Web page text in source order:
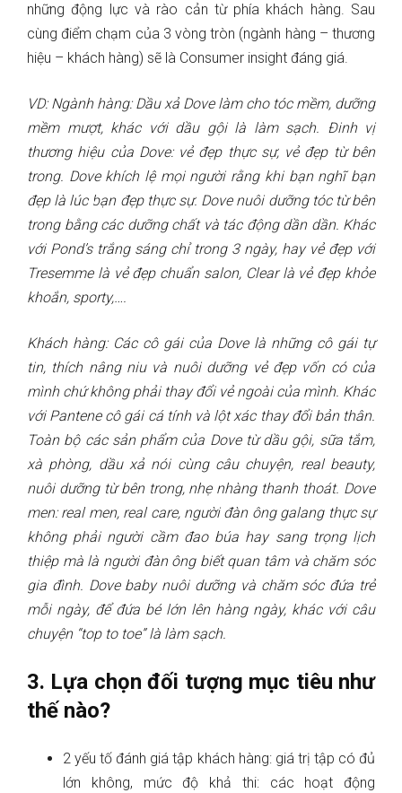
những động lực và rào cản từ phía khách hàng. Sau
cùng điểm chạm của 3 vòng tròn (ngành hàng – thương
hiệu – khách hàng) sẽ là Consumer insight đáng giá.
VD:Ngành hàng: Dầu xả Dove làm cho tóc mềm, dưỡng
mềm mượt, khác với dầu gội là làm sạch. Đinh vị
thương hiệu của Dove: vẻ đẹp thực sự, vẻ đẹp từ bên
trong. Dove khích lệ mọi người rằng khi bạn nghĩ bạn
đẹp là lúc bạn đẹp thực sự. Dove nuôi dưỡng tóc từ bên
trong bằng các dưỡng chất và tác động dần dần. Khác
với Pond’s trắng sáng chỉ trong 3 ngày, hay vẻ đẹp với
Tresemme là vẻ đẹp chuẩn salon, Clear là vẻ đẹp khỏe
khoắn, sporty,….
Khách hàng: Các cô gái của Dove là những cô gái tự
tin, thích nâng niu và nuôi dưỡng vẻ đẹp vốn có của
mình chứ không phải thay đổi vẻ ngoài của mình. Khác
với Pantene cô gái cá tính và lột xác thay đổi bản thân.
Toàn bộ các sản phẩm của Dove từ dầu gội, sữa tắm,
xà phòng, dầu xả nói cùng câu chuyện, real beauty,
nuôi dưỡng từ bên trong, nhẹ nhàng thanh thoát. Dove
men: real men, real care, người đàn ông galang thực sự
không phải người cầm đao búa hay sang trọng lịch
thiệp mà là người đàn ông biết quan tâm và chăm sóc
gia đình. Dove baby nuôi dưỡng và chăm sóc đứa trẻ
mỗi ngày, để đứa bé lớn lên hàng ngày, khác với câu
chuyện “top to toe” là làm sạch.
3. Lựa chọn đối tượng mục tiêu như
thế nào?
2 yếu tố đánh giá tập khách hàng: giá trị tập có đủ
lớn không, mức độ khả thi: các hoạt động